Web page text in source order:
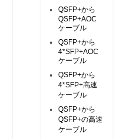
QSFP+から
QSFP+AOC
ケーブル
QSFP+から
4*SFP+AOC
ケーブル
QSFP+から
4*SFP+高速
ケーブル
QSFP+から
QSFP+の高速
ケーブル